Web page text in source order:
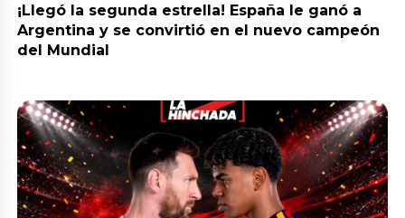
¡Llegó la segunda estrella! España le ganó a
Argentina y se convirtió en el nuevo campeón
del Mundial